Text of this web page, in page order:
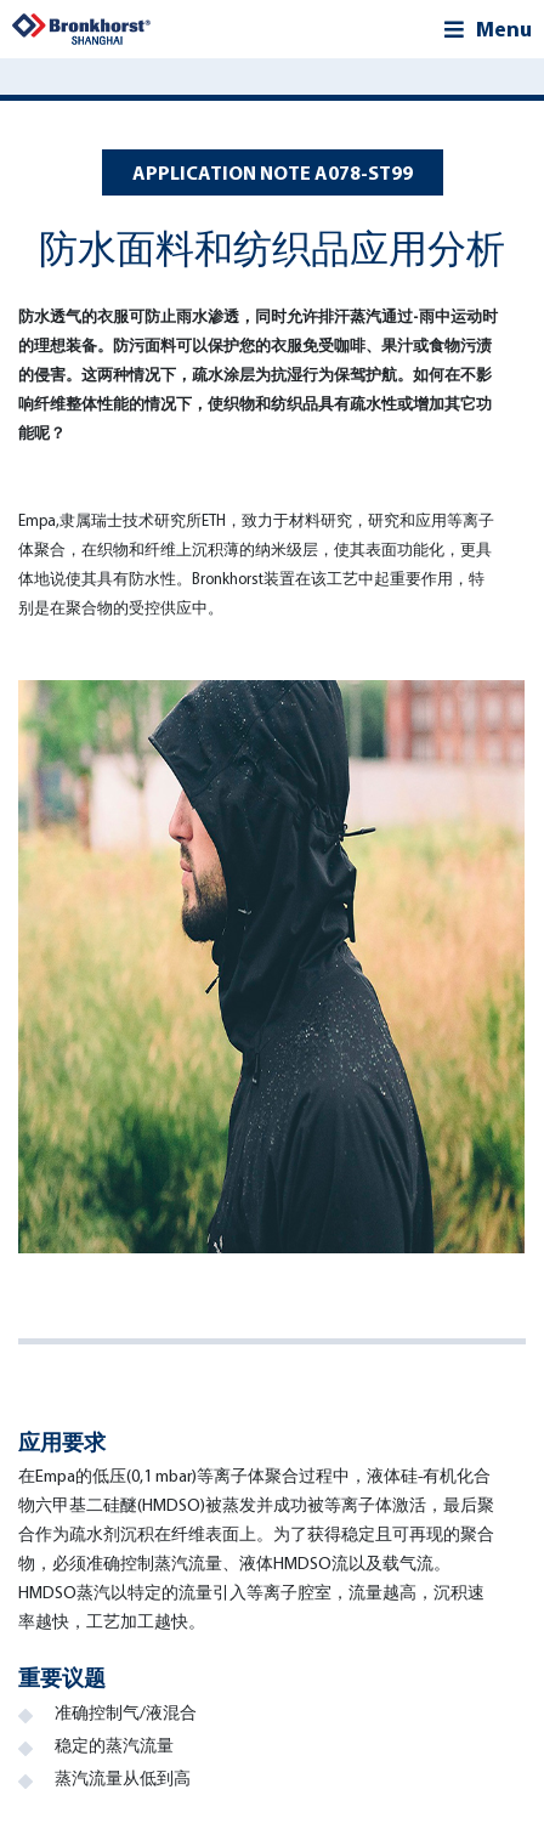
Menu
APPLICATION NOTE A078-ST99
防水面料和纺织品应用分析
防水透气的衣服可防止雨水渗透，同时允许排汗蒸汽通过-雨中运动时
的理想装备。防污面料可以保护您的衣服免受咖啡、果汁或食物污渍
的侵害。这两种情况下，疏水涂层为抗湿行为保驾护航。如何在不影
响纤维整体性能的情况下，使织物和纺织品具有疏水性或增加其它功
能呢？
Empa,隶属瑞士技术研究所ETH，致力于材料研究，研究和应用等离子
体聚合，在织物和纤维上沉积薄的纳米级层，使其表面功能化，更具
体地说使其具有防水性。Bronkhorst装置在该工艺中起重要作用，特
别是在聚合物的受控供应中。
应用要求
在Empa的低压(0,1 mbar)等离子体聚合过程中，液体硅-有机化合
物六甲基二硅醚(HMDSO)被蒸发并成功被等离子体激活，最后聚
合作为疏水剂沉积在纤维表面上。为了获得稳定且可再现的聚合
物，必须准确控制蒸汽流量、液体HMDSO流以及载气流。
HMDSO蒸汽以特定的流量引入等离子腔室，流量越高，沉积速
率越快，工艺加工越快。
重要议题
准确控制气/液混合
稳定的蒸汽流量
蒸汽流量从低到高